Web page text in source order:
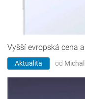
Vyšší evropská cena
Aktualita od